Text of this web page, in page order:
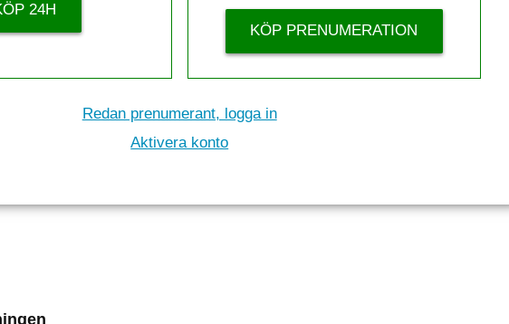
24H
KÖP PRENUMERATION
Redan prenumerant, logga in
Aktivera konto